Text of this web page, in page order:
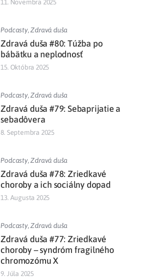
11. Novembra 2025
Podcasty,Zdravá duša
Zdravá duša #80: Túžba po
bábätku a neplodnosť
15. Októbra 2025
Podcasty,Zdravá duša
Zdravá duša #79: Sebaprijatie a
sebadôvera
8. Septembra 2025
Podcasty,Zdravá duša
Zdravá duša #78: Zriedkavé
choroby a ich sociálny dopad
13. Augusta 2025
Podcasty,Zdravá duša
Zdravá duša #77: Zriedkavé
choroby – syndróm fragilného
chromozómu X
9. Júla 2025